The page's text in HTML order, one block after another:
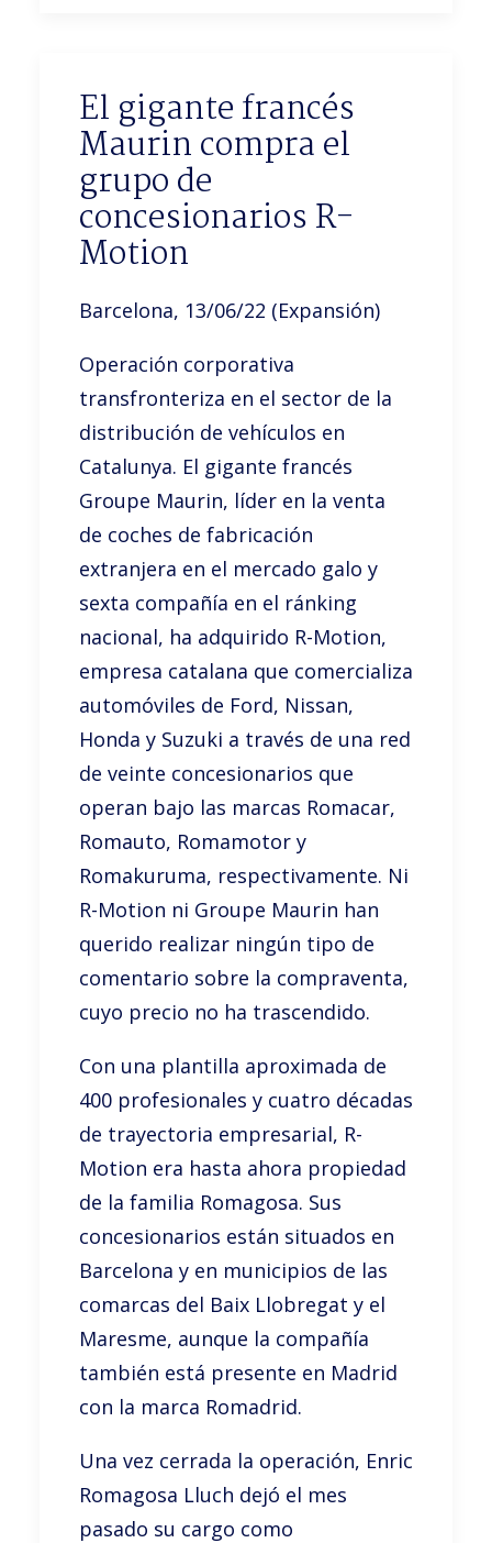
El gigante francés
Maurin compra el
grupo de
concesionarios R-
Motion
Barcelona, 13/06/22 (Expansión)
Operación corporativa
transfronteriza en el sector de la
distribución de vehículos en
Catalunya. El gigante francés
Groupe Maurin, líder en la venta
de coches de fabricación
extranjera en el mercado galo y
sexta compañía en el ránking
nacional, ha adquirido R-Motion,
empresa catalana que comercializa
automóviles de Ford, Nissan,
Honda y Suzuki a través de una red
de veinte concesionarios que
operan bajo las marcas Romacar,
Romauto, Romamotor y
Romakuruma, respectivamente. Ni
R-Motion ni Groupe Maurin han
querido realizar ningún tipo de
comentario sobre la compraventa,
cuyo precio no ha trascendido.
Con una plantilla aproximada de
400 profesionales y cuatro décadas
de trayectoria empresarial, R-
Motion era hasta ahora propiedad
de la familia Romagosa. Sus
concesionarios están situados en
Barcelona y en municipios de las
comarcas del Baix Llobregat y el
Maresme, aunque la compañía
también está presente en Madrid
con la marca Romadrid.
Una vez cerrada la operación, Enric
Romagosa Lluch dejó el mes
pasado su cargo como